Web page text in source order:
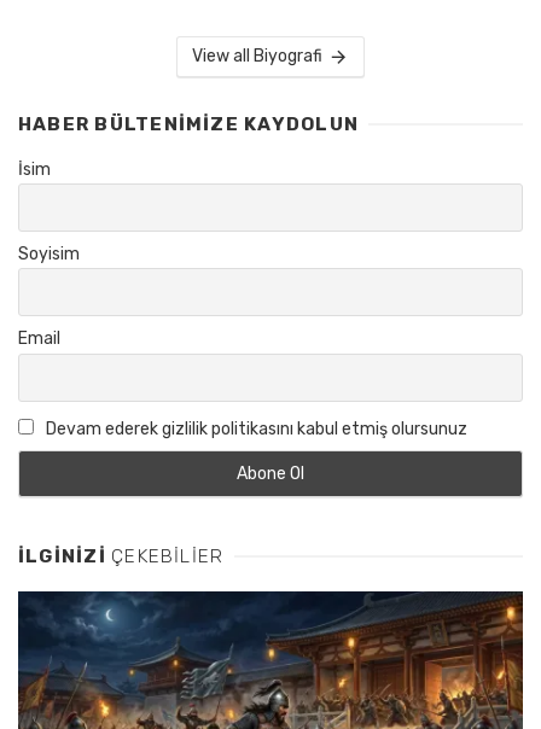
View all Biyografi
HABER BÜLTENIMIZE KAYDOLUN
İsim
Soyisim
Email
Devam ederek gizlilik politikasını kabul etmiş olursunuz
İLGINIZI ÇEKEBILIER